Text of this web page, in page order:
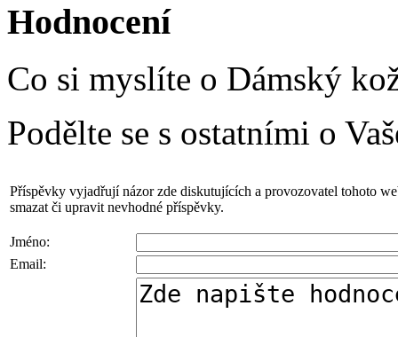
Hodnocení
Co si myslíte o Dámský
Podělte se s ostatními o
Příspěvky vyjadřují názor zde diskutujících a provozovatel tohoto
smazat či upravit nevhodné příspěvky.
Jméno:
Email: